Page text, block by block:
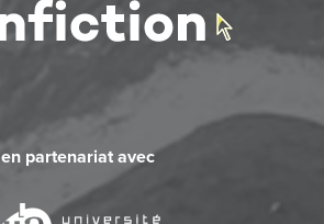
en partenariat avec